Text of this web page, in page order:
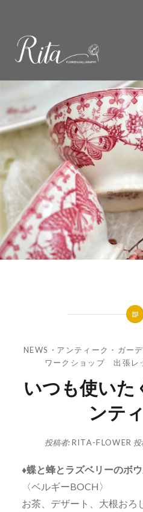
へ
キ
ッ
プ
NEWS ・ アンティーク・ガー
ワークショップ 出張
いつも使いた
ンテ
投稿者:RITA-FLOWER
♦️蝶と蜂とラズベリーのボ
〈ベルギーBOCH〉
お茶、デザート、大根おろ